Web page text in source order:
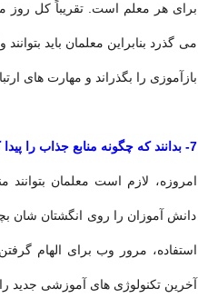
برای هر معلم است. تقریباً کل روز
می گذرد بنابراین معلمان باید
بازآموزی را بگذراند و مهارت های
7- بدانند که چگونه منابع جذاب را پیدا کنند
امروزه، لازم است معلمان بتوانند
دانش آموزان را روی انگشتان شان
آخرین تکنولوژی های آموزشی جدید را